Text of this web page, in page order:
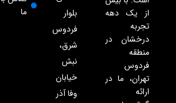
از یک دهه
تجربه
درخشان در
منطقه
فردوس
تهران، ما در
ارائه
بلوار
فردوس
شرق،
نبش
خیابان
وفا آذر
ما